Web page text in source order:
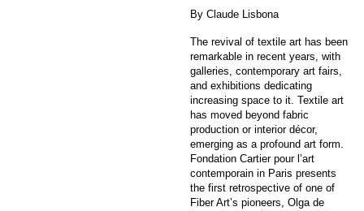
By Claude Lisbona
The revival of textile art has been
remarkable in recent years, with
galleries, contemporary art fairs,
and exhibitions dedicating
increasing space to it. Textile art
has moved beyond fabric
production or interior décor,
emerging as a profound art form.
Fondation Cartier pour l’art
contemporain in Paris presents
the first retrospective of one of
Fiber Art’s pioneers, Olga de